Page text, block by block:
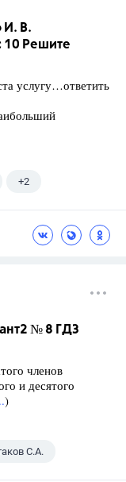
И. В.
10 Решите
услугу…ответить
+2
№ 8 ГДЗ
членов
и десятого
)
С.А.